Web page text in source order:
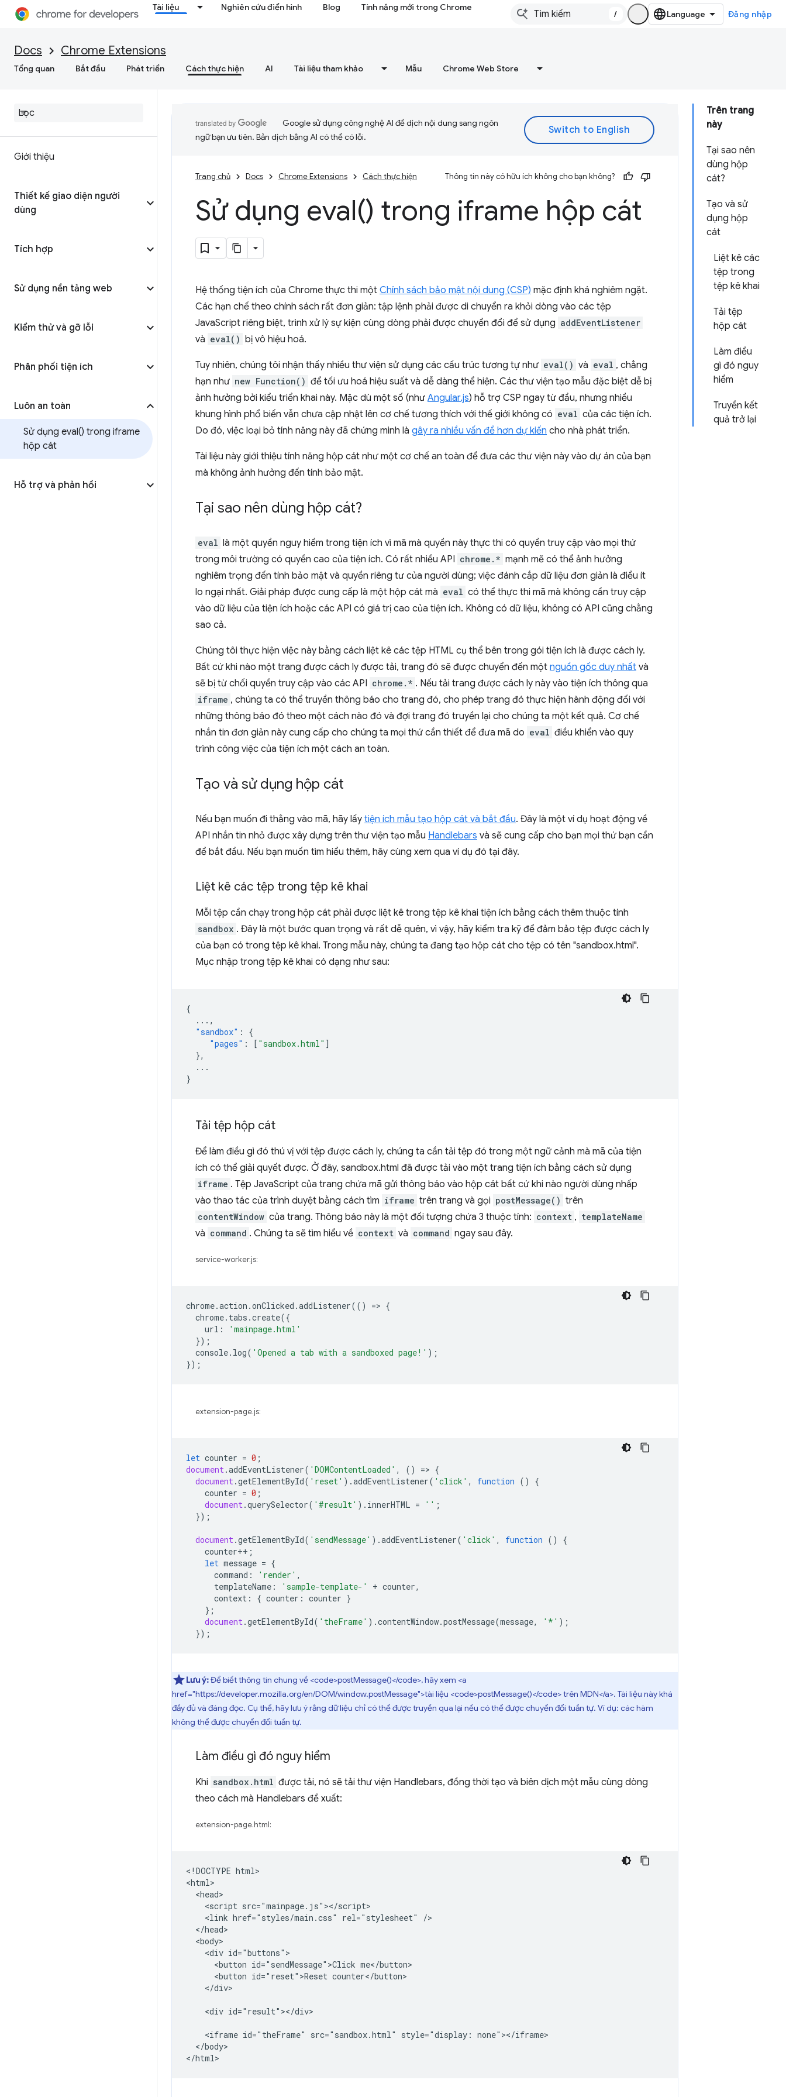
Tài liệu Nghiên cứu điển hình Blog Tính năng mới trong Chrome
/ Đăng nhập
Docs Chrome Extensions
Tổng quan Bắt đầu Phát triển Cách thực hiện AI Tài liệu tham khảo Mẫu Chrome Web Store
Giới thiệu
Thiết kế giao diện người
dùng
Tích hợp
Sử dụng nền tảng web
Kiểm thử và gỡ lỗi
Phân phối tiện ích
Luôn an toàn
Sử dụng eval() trong iframe
hộp cát
Hỗ trợ và phản hồi
Trên trang
này
Tại sao nên
dùng hộp
cát?
Tạo và sử
dụng hộp
cát
Liệt kê các
tệp trong
tệp kê khai
Tải tệp
hộp cát
Làm điều
gì đó nguy
hiểm
Truyền kết
quả trở lại
Google sử dụng công nghệ AI để dịch nội dung sang ngôn
ngữ bạn ưu tiên. Bản dịch bằng AI có thể có lỗi.
Trang chủ Docs Chrome Extensions Cách thực hiện Thông tin này có hữu ích không cho bạn không?
Sử dụng eval() trong iframe hộp cát
Hệ thống tiện ích của Chrome thực thi một Chính sách bảo mật nội dung (CSP) mặc định khá nghiêm ngặt.
Các hạn chế theo chính sách rất đơn giản: tập lệnh phải được di chuyển ra khỏi dòng vào các tệp
JavaScript riêng biệt, trình xử lý sự kiện cùng dòng phải được chuyển đổi để sử dụng addEventListener
và eval() bị vô hiệu hoá.
Tuy nhiên, chúng tôi nhận thấy nhiều thư viện sử dụng các cấu trúc tương tự như eval() và eval , chẳng
hạn như new Function() để tối ưu hoá hiệu suất và dễ dàng thể hiện. Các thư viện tạo mẫu đặc biệt dễ bị
ảnh hưởng bởi kiểu triển khai này. Mặc dù một số (như Angular.js) hỗ trợ CSP ngay từ đầu, nhưng nhiều
khung hình phổ biến vẫn chưa cập nhật lên cơ chế tương thích với thế giới không có eval của các tiện ích.
Do đó, việc loại bỏ tính năng này đã chứng minh là gây ra nhiều vấn đề hơn dự kiến cho nhà phát triển.
Tài liệu này giới thiệu tính năng hộp cát như một cơ chế an toàn để đưa các thư viện này vào dự án của bạn
mà không ảnh hưởng đến tính bảo mật.
Tại sao nên dùng hộp cát?
eval là một quyền nguy hiểm trong tiện ích vì mã mà quyền này thực thi có quyền truy cập vào mọi thứ
trong môi trường có quyền cao của tiện ích. Có rất nhiều API chrome.* mạnh mẽ có thể ảnh hưởng
nghiêm trọng đến tính bảo mật và quyền riêng tư của người dùng; việc đánh cắp dữ liệu đơn giản là điều ít
lo ngại nhất. Giải pháp được cung cấp là một hộp cát mà eval có thể thực thi mã mà không cần truy cập
vào dữ liệu của tiện ích hoặc các API có giá trị cao của tiện ích. Không có dữ liệu, không có API cũng chẳng
sao cả.
Chúng tôi thực hiện việc này bằng cách liệt kê các tệp HTML cụ thể bên trong gói tiện ích là được cách ly.
Bất cứ khi nào một trang được cách ly được tải, trang đó sẽ được chuyển đến một nguồn gốc duy nhất và
sẽ bị từ chối quyền truy cập vào các API chrome.* . Nếu tải trang được cách ly này vào tiện ích thông qua
iframe , chúng ta có thể truyền thông báo cho trang đó, cho phép trang đó thực hiện hành động đối với
những thông báo đó theo một cách nào đó và đợi trang đó truyền lại cho chúng ta một kết quả. Cơ chế
nhắn tin đơn giản này cung cấp cho chúng ta mọi thứ cần thiết để đưa mã do eval điều khiển vào quy
trình công việc của tiện ích một cách an toàn.
Tạo và sử dụng hộp cát
Nếu bạn muốn đi thẳng vào mã, hãy lấy tiện ích mẫu tạo hộp cát và bắt đầu. Đây là một ví dụ hoạt động về
API nhắn tin nhỏ được xây dựng trên thư viện tạo mẫu Handlebars và sẽ cung cấp cho bạn mọi thứ bạn cần
để bắt đầu. Nếu bạn muốn tìm hiểu thêm, hãy cùng xem qua ví dụ đó tại đây.
Liệt kê các tệp trong tệp kê khai
Mỗi tệp cần chạy trong hộp cát phải được liệt kê trong tệp kê khai tiện ích bằng cách thêm thuộc tính
sandbox . Đây là một bước quan trọng và rất dễ quên, vì vậy, hãy kiểm tra kỹ để đảm bảo tệp được cách ly
của bạn có trong tệp kê khai. Trong mẫu này, chúng ta đang tạo hộp cát cho tệp có tên "sandbox.html".
Mục nhập trong tệp kê khai có dạng như sau:
{
... ,
"sandbox" :
{
"pages" : [ "sandbox.html" ]
},
...
}
Tải tệp hộp cát
Để làm điều gì đó thú vị với tệp được cách ly, chúng ta cần tải tệp đó trong một ngữ cảnh mà mã của tiện
ích có thể giải quyết được. Ở đây, sandbox.html đã được tải vào một trang tiện ích bằng cách sử dụng
iframe . Tệp JavaScript của trang chứa mã gửi thông báo vào hộp cát bất cứ khi nào người dùng nhấp
vào thao tác của trình duyệt bằng cách tìm iframe trên trang và gọi postMessage() trên
contentWindow của trang. Thông báo này là một đối tượng chứa 3 thuộc tính: context , templateName
và command . Chúng ta sẽ tìm hiểu về context và command ngay sau đây.
service-worker.js:
chrome.action .onClicked .addListener(() => {
chrome. tabs .create({
url :
'mainpage.html'
});
console. log( 'Opened a tab with a sandboxed page!' );
});
extension-page.js:
let counter = 0 ;
document.addEventListener( 'DOMContentLoaded' , () => {
document.getElementById( 'reset' ).addEventListener( 'click' , function ()
{
counter = 0 ;
document.querySelector( '#result' ). innerHTML = '' ;
});
document.getElementById( 'sendMessage' ).addEventListener( 'click' , function ()
{
counter++ ;
let message = {
command : 'render' ,
templateName : 'sample-template-' + counter,
context : { counter : counter }
};
document.getElementById( 'theFrame' ).contentWindow.postMessage(message, '*' );
});
Lưu ý:Để biết thông tin chung về <code>postMessage()</code>, hãy xem <a
href="https://developer.mozilla.org/en/DOM/window.postMessage">tài liệu <code>postMessage()</code> trên MDN</a>. Tài liệu này khá
đầy đủ và đáng đọc. Cụ thể, hãy lưu ý rằng dữ liệu chỉ có thể được truyền qua lại nếu có thể được chuyển đổi tuần tự. Ví dụ: các hàm
không thể được chuyển đổi tuần tự.
Làm điều gì đó nguy hiểm
Khi sandbox.html được tải, nó sẽ tải thư viện Handlebars, đồng thời tạo và biên dịch một mẫu cùng dòng
theo cách mà Handlebars đề xuất:
extension-page.html:
<!DOCTYPE html>
<html>
  <head>
    <script src="mainpage.js"></script>
    <link href="styles/main.css" rel="stylesheet" />
  </head>
  <body>
    <div id="buttons">
      <button id="sendMessage">Click me</button>
      <button id="reset">Reset counter</button>
    </div>
    <div id="result"></div>
    <iframe id="theFrame" src="sandbox.html" style="display: none"></iframe>
  </body>